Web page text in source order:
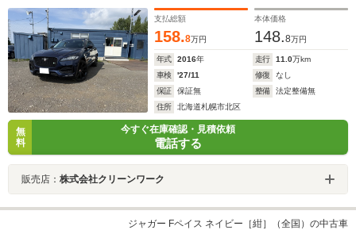
支払総額
158.8万円
本体価格
148.8万円
年式 2016年 走行 11.0万km
車検
'27/11 修復
なし
保証
保証無 整備
法定整備無
住所
北海道札幌市北区
無
料
今すぐ在庫確認・見積依頼
電話する
販売店： 株式会社クリーンワーク
ジャガー Fペイス ネイビー［紺］（全国）の中古車